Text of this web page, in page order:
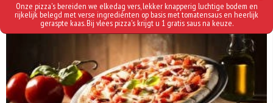
Onze pizza's bereiden we elkedag vers, lekker knapperig luchtige bodem en
rijkelijk belegd met verse ingrediénten op basis met tomatensaus en heerlijk
geraspte kaas. Bij vlees pizza's krijgt u 1 gratis saus na keuze.